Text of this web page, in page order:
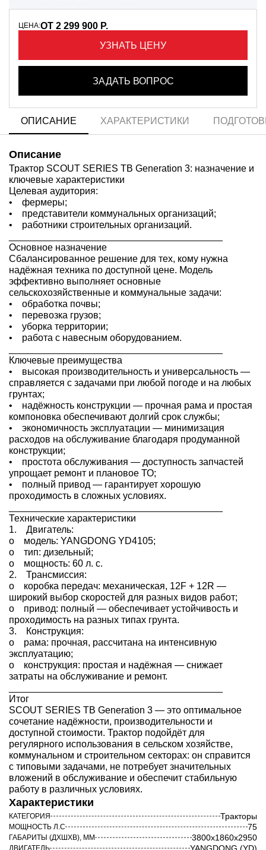
ЦЕНА:ОТ 2 299 900 Р.
УЗНАТЬ ЦЕНУ
ЗАДАТЬ ВОПРОС
ОПИСАНИЕ ХАРАКТЕРИСТИКИ
Описание
Трактор SCOUT SERIES TB Generation 3: назначение и
ключевые характеристики
Целевая аудитория:
• фермеры;
• представители коммунальных организаций;
• работники строительных организаций.
Основное назначение
Сбалансированное решение для тех, кому нужна
надёжная техника по доступной цене. Модель
эффективно выполняет основные
сельскохозяйственные и коммунальные задачи:
• обработка почвы;
• перевозка грузов;
• уборка территории;
• работа с навесным оборудованием.
Ключевые преимущества
• высокая производительность и универсальность —
справляется с задачами при любой погоде и на любых
грунтах;
• надёжность конструкции — прочная рама и простая
компоновка обеспечивают долгий срок службы;
• экономичность эксплуатации — минимизация
расходов на обслуживание благодаря продуманной
конструкции;
• простота обслуживания — доступность запчастей
упрощает ремонт и плановое ТО;
• полный привод — гарантирует хорошую
проходимость в сложных условиях.
Технические характеристики
1. Двигатель:
o модель: YANGDONG YD4105;
o тип: дизельный;
o мощность: 60 л. с.
2. Трансмиссия:
o коробка передач: механическая, 12F + 12R —
широкий выбор скоростей для разных видов работ;
o привод: полный — обеспечивает устойчивость и
проходимость на разных типах грунта.
3. Конструкция:
o рама: прочная, рассчитана на интенсивную
эксплуатацию;
o конструкция: простая и надёжная — снижает
затраты на обслуживание и ремонт.
Итог
SCOUT SERIES TB Generation 3 — это оптимальное
сочетание надёжности, производительности и
доступной стоимости. Трактор подойдёт для
регулярного использования в сельском хозяйстве,
коммунальном и строительном секторах: он справится
с типовыми задачами, не потребует значительных
вложений в обслуживание и обеспечит стабильную
работу в различных условиях.
Характеристики
КАТЕГОРИЯ Тракторы
МОЩНОСТЬ Л.С 75
ГАБАРИТЫ (ДХШХВ), ММ 3800х1860х2950
ДВИГАТЕЛЬ